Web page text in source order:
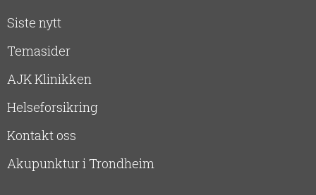
Siste nytt
Temasider
AJK Klinikken
Helseforsikring
Kontakt oss
Akupunktur i Trondheim